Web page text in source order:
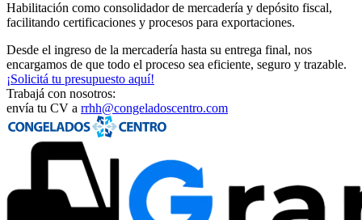
Habilitación como consolidador de mercadería y depósito fiscal,
facilitando certificaciones y procesos para exportaciones.
Desde el ingreso de la mercadería hasta su entrega final, nos
encargamos de que todo el proceso sea eficiente, seguro y trazable.
¡Solicitá tu presupuesto aquí!
Trabajá con nosotros:
envía tu CV a rrhh@congeladoscentro.com